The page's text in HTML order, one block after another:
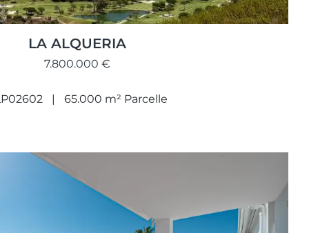
LA ALQUERIA
7.800.000 €
65.000 m² Parcelle